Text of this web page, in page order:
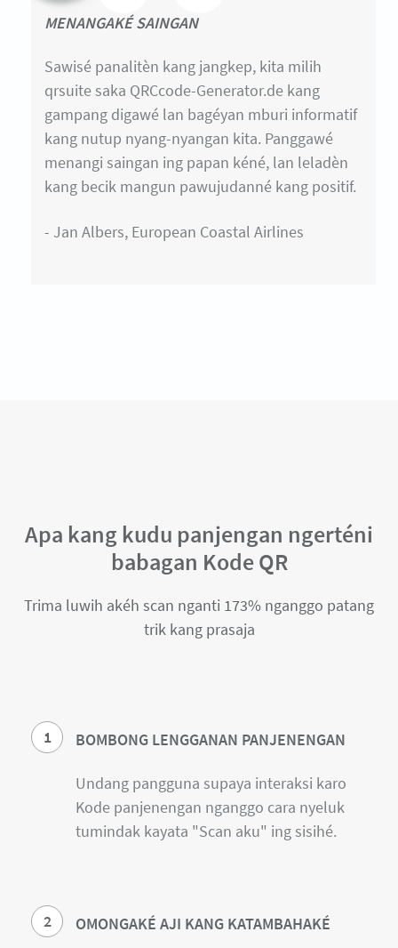
MENANGAKÉ SAINGAN
Sawisé panalitèn kang jangkep, kita milih
qrsuite saka QRCcode-Generator.de kang
gampang digawé lan bagéyan mburi informatif
kang nutup nyang-nyangan kita. Panggawé
menangi saingan ing papan kéné, lan leladèn
kang becik mangun pawujudanné kang positif.
- Jan Albers, European Coastal Airlines
Apa kang kudu panjengan ngerténi
babagan Kode QR
Trima luwih akéh scan nganti 173% nganggo patang
trik kang prasaja
1 BOMBONG LENGGANAN PANJENENGAN
Undang pangguna supaya interaksi karo
Kode panjenengan nganggo cara nyeluk
tumindak kayata "Scan aku" ing sisihé.
2 OMONGAKÉ AJI KANG KATAMBAHAKÉ